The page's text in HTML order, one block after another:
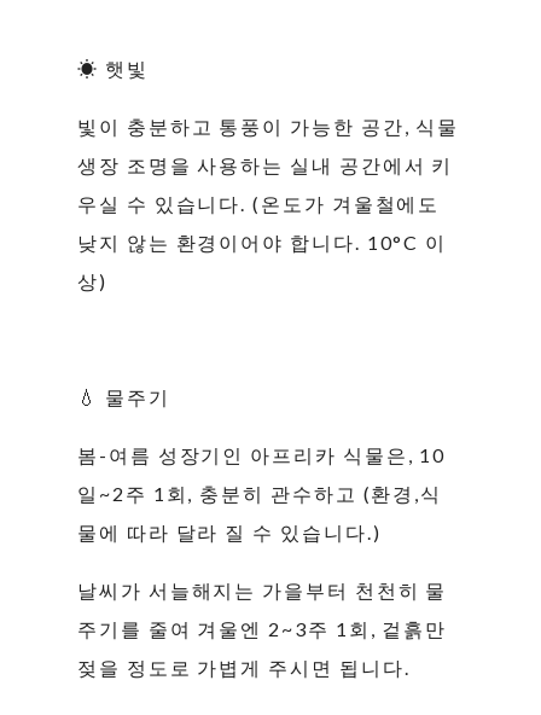
☀ 햇빛
빛이 충분하고 통풍이 가능한 공간, 식물
생장 조명을 사용하는 실내 공간에서 키
우실 수 있습니다. (온도가 겨울철에도
낮지 않는 환경이어야 합니다. 10°C 이
상)
💧 물주기
봄-여름 성장기인 아프리카 식물은, 10
일~2주 1회, 충분히 관수하고 (환경,식
물에 따라 달라 질 수 있습니다.)
날씨가 서늘해지는 가을부터 천천히 물
주기를 줄여 겨울엔 2~3주 1회, 겉흙만
젖을 정도로 가볍게 주시면 됩니다.